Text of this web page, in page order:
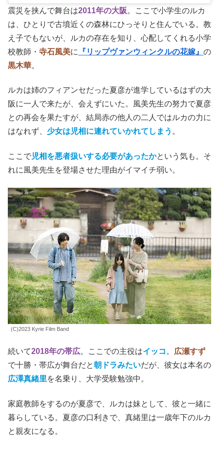
震災を挟んで舞台は2011年の大阪。ここで小学生のルカ
は、ひとりで古墳近くの森林にひっそりと住んでいる。教
え子でもないが、ルカの存在を知り、心配してくれる小学
校教師・ 寺石風美に 『リップヴァンウィンクルの花嫁』 の
黒木華。
ルカは姉のフィアンセだった夏彦が進学しているはずの大
阪に一人で来たが、会えずにいた。風美先生の努力で夏彦
との再会を果たすが、結局赤の他人の二人ではルカの力に
はなれず、 少女は児相に連れていかれてしまう 。
ここで児相を悪者扱いする必要があったかという気も。そ
れに風美先生を登場させた理由がイマイチ弱い。
(C)2023 Kyrie Film Band
続いて2018年の帯広。ここでの主役はイッコ 。 広瀬すず
で十勝・帯広が舞台だと朝ドラみたいだが、彼女は本名の
広澤真緒里を名乗り、大学受験勉強中。
家庭教師をするのが夏彦で、ルカは妹として、彼と一緒に
暮らしている。夏彦の口利きで、真緒里は一歳年下のルカ
と親友になる。